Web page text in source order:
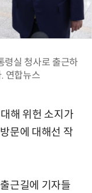
령실 청사로 출근하
연합뉴스
해 위헌 소지가
문에 대해선 작
근길에 기자들